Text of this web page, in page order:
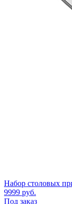
Набор столовых
9999 руб.
Под заказ